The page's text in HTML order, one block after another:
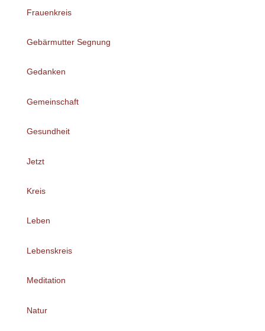
Frauenkreis
Gebärmutter Segnung
Gedanken
Gemeinschaft
Gesundheit
Jetzt
Kreis
Leben
Lebenskreis
Meditation
Natur